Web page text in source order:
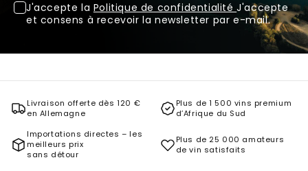
J'accepte la Politique de confidentialitéJ'accepte
et consens à recevoir la newsletter par e-mail.
Livraison offerte dès 120 €
en Allemagne
Plus de 1 500 vins premium
d’Afrique du Sud
Importations directes – les
meilleurs prix
sans détour
Plus de 25 000 amateurs
de vin satisfaits